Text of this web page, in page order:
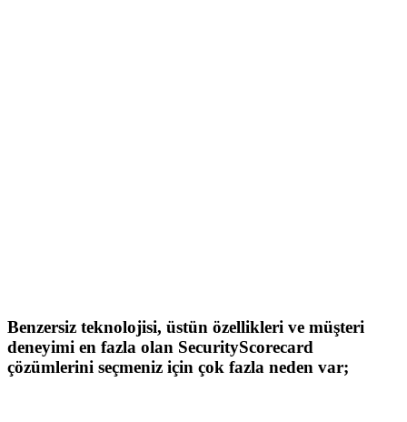
Benzersiz teknolojisi, üstün özellikleri ve müşteri
deneyimi en fazla olan SecurityScorecard
çözümlerini seçmeniz için çok fazla neden var;